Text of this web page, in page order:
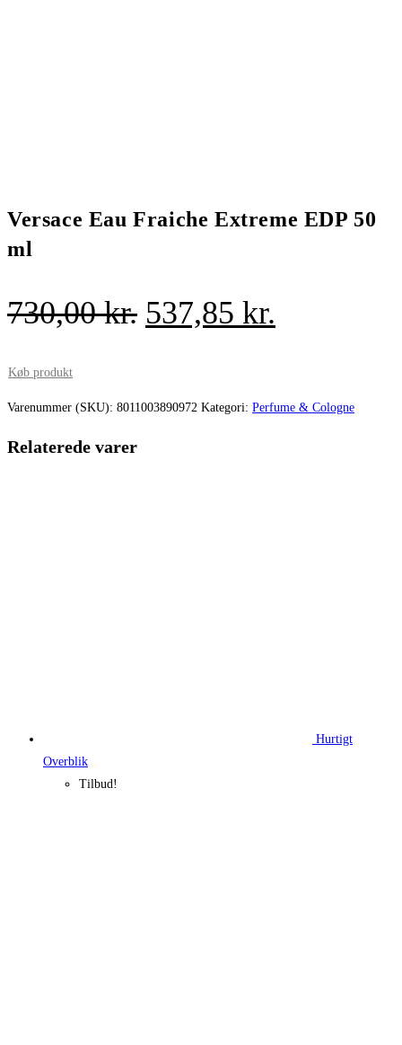
Versace Eau Fraiche Extreme EDP 50
ml
730,00kr. Den
var:
537,85 kr.
er:
Køb produkt
Varenummer (SKU): 8011003890972 Kategori: Perfume & Cologne
Relaterede varer
Hurtigt
Overblik
Tilbud!